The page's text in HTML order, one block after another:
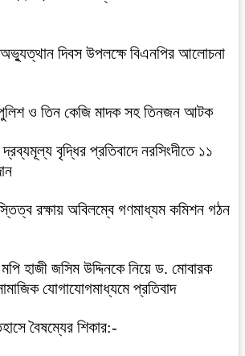
দিবস উপলক্ষে বিএনপির আলোচনা
ও তিন কেজি মাদক সহ তিনজন আটক
বৃদ্ধির প্রতিবাদে নরসিংদীতে ১১
রক্ষায় অবিলম্বে গণমাধ্যম কমিশন গঠন
হাজী জসিম উদ্দিনকে নিয়ে ড. মোবারক
যোগাযোগমাধ্যমে প্রতিবাদ
বৈষম্যের শিকার:-